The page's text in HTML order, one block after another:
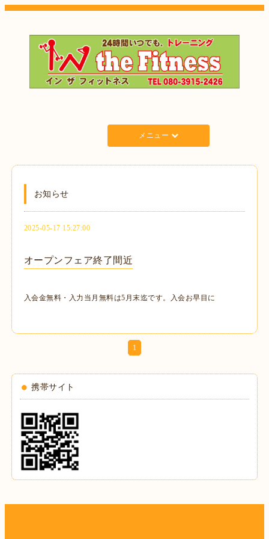
メニュー
お知らせ
2025-05-17 15:27:00
オープンフェア終了間近
入会金無料・入力当月無料は5月末迄です。入会お早目に
1
携帯サイト